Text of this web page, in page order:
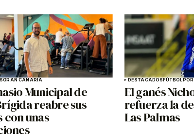
GRAN CANARIA
Municipal de
reabre sus
con unas
DESTACADOSFÚTBOL
El ganés
refuerza la
Las Palmas